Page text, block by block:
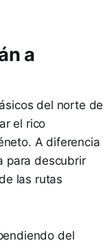
a
del norte de
el rico
A diferencia
para descubrir
las rutas
del